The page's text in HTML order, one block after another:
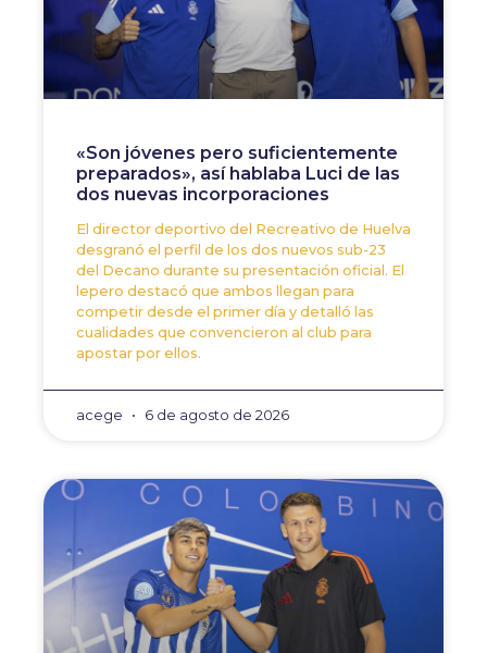
«Son jóvenes pero suficientemente
preparados», así hablaba Luci de las
dos nuevas incorporaciones
El director deportivo del Recreativo de Huelva
desgranó el perfil de los dos nuevos sub-23
del Decano durante su presentación oficial. El
lepero destacó que ambos llegan para
competir desde el primer día y detalló las
cualidades que convencieron al club para
apostar por ellos.
acege 6 de agosto de 2026